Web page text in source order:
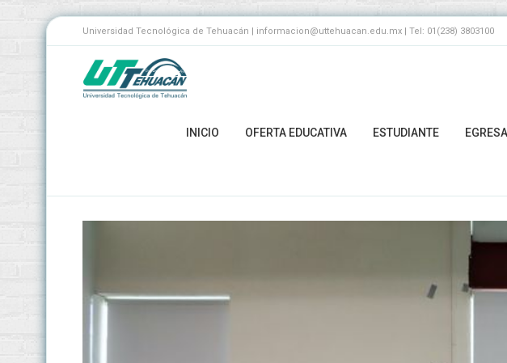
Universidad Tecnológica de Tehuacán | informacion@uttehuacan.edu.mx | Tel: 01(238) 3803100
INICIO OFERTA EDUCATIVA ESTUDIANTE